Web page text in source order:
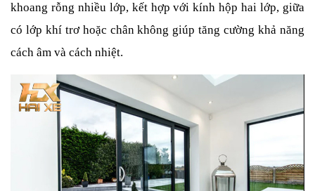
khoang rỗng nhiều lớp, kết hợp với kính hộp hai lớp, giữa
có lớp khí trơ hoặc chân không giúp tăng cường khả năng
cách âm và cách nhiệt.